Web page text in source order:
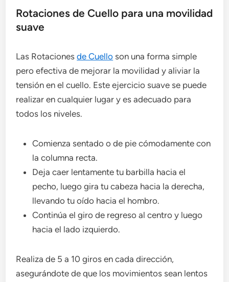
Rotaciones de Cuello para una movilidad
suave
Las Rotacionesde Cuello son una forma simple
pero efectiva de mejorar la movilidad y aliviar la
tensión en el cuello. Este ejercicio suave se puede
realizar en cualquier lugar y es adecuado para
todos los niveles.
Comienza sentado o de pie cómodamente con
la columna recta.
Deja caer lentamente tu barbilla hacia el
pecho, luego gira tu cabeza hacia la derecha,
llevando tu oído hacia el hombro.
Continúa el giro de regreso al centro y luego
hacia el lado izquierdo.
Realiza de 5 a 10 giros en cada dirección,
asegurándote de que los movimientos sean lentos